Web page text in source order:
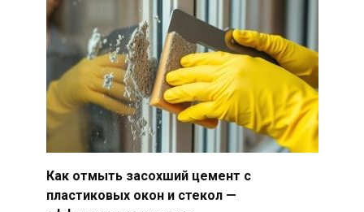
Как отмыть засохший цемент с
пластиковых окон и стекол —